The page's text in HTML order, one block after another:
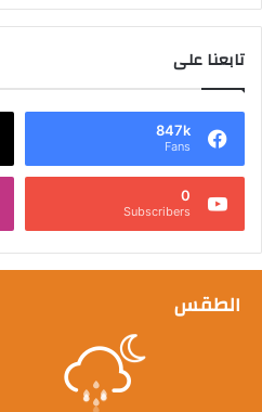
تابعنا على
847k
Fans
0
Subscribers
الطقس